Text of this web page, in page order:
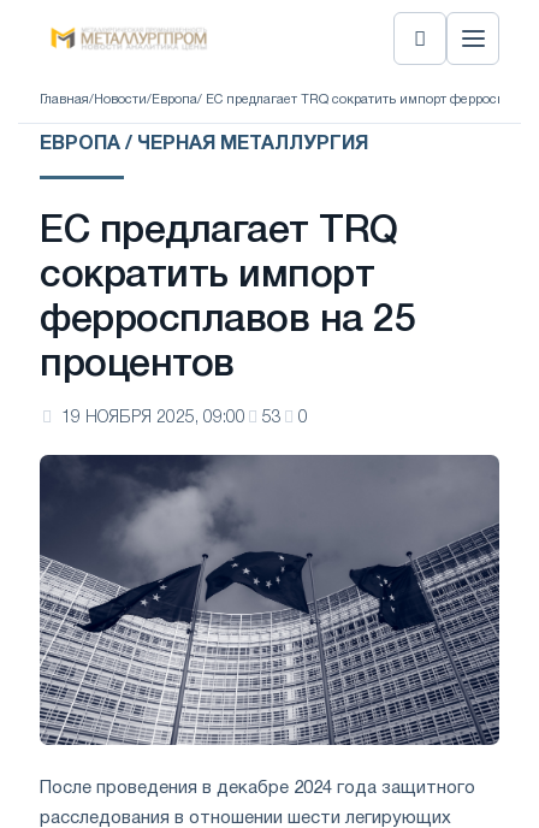
Главная/ Новости/ Европа/ ЕС предлагает TRQ сократить импорт
ЕВРОПА / ЧЕРНАЯ МЕТАЛЛУРГИЯ
ЕС предлагает TRQ
сократить импорт
ферросплавов на 25
процентов
19 НОЯБРЯ 2025, 09:00 53 0
После проведения в декабре 2024 года защитного
расследования в отношении шести легирующих